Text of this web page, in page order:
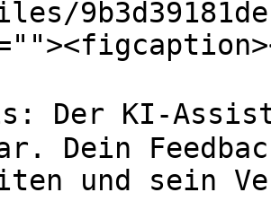
Der KI-
Dein
und sein